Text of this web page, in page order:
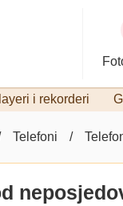
i rekorderi
Telefoni